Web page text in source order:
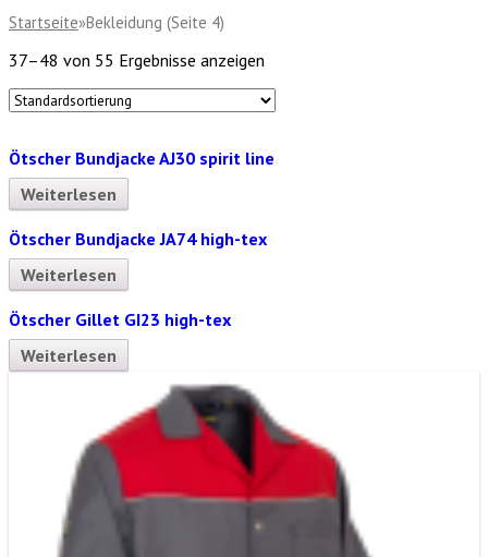
Startseite»Bekleidung (Seite 4)
37–48 von 55 Ergebnisse anzeigen
Ötscher Bundjacke AJ30 spirit line
Weiterlesen
Ötscher Bundjacke JA74 high-tex
Weiterlesen
Ötscher Gillet GI23 high-tex
Weiterlesen